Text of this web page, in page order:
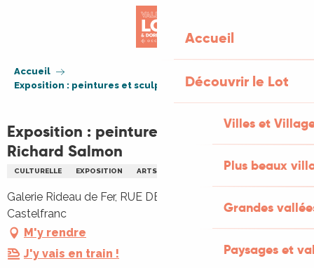
Accueil
Découvrir le Lot
Villes et
Plus beaux
Grandes
Paysages et
Accueil
Exposition : peintures et sculptures par Richard Salmon
Exposition : peintures et sculptures par
Richard Salmon
CULTURELLE EXPOSITION ARTS SCULPTURE
Galerie Rideau de Fer, RUE DES GABARRIERS, 46140
Castelfranc
M'y rendre
J'y vais en train !